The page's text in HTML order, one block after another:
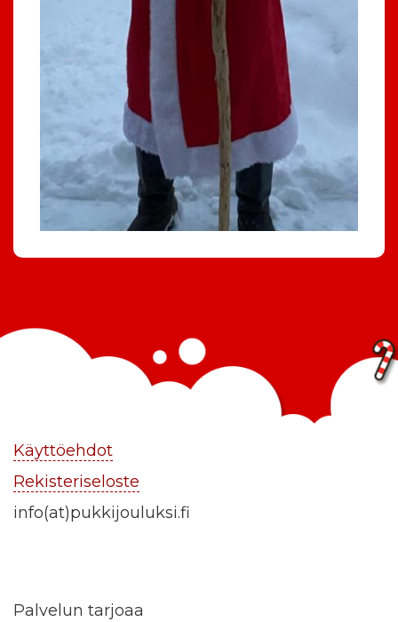
Käyttöehdot
Rekisteriseloste
info(at)pukkijouluksi.fi
Palvelun tarjoaa